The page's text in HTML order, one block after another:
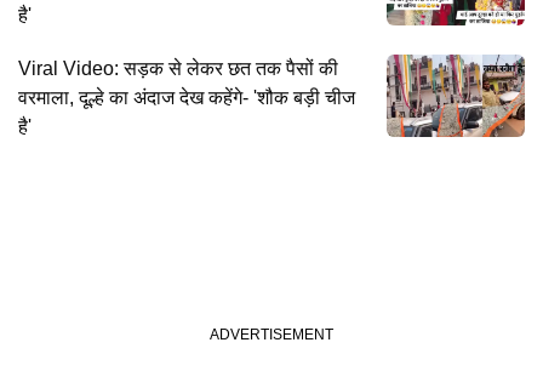
है'
Viral Video: सड़क से लेकर छत तक पैसों की
वरमाला, दूल्हे का अंदाज देख कहेंगे- 'शौक बड़ी चीज
है'